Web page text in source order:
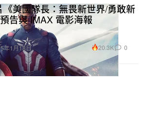
美國隊長：無畏新世界/勇敢新
告與 IMAX 電影海報
年1月18日 20.3K 0